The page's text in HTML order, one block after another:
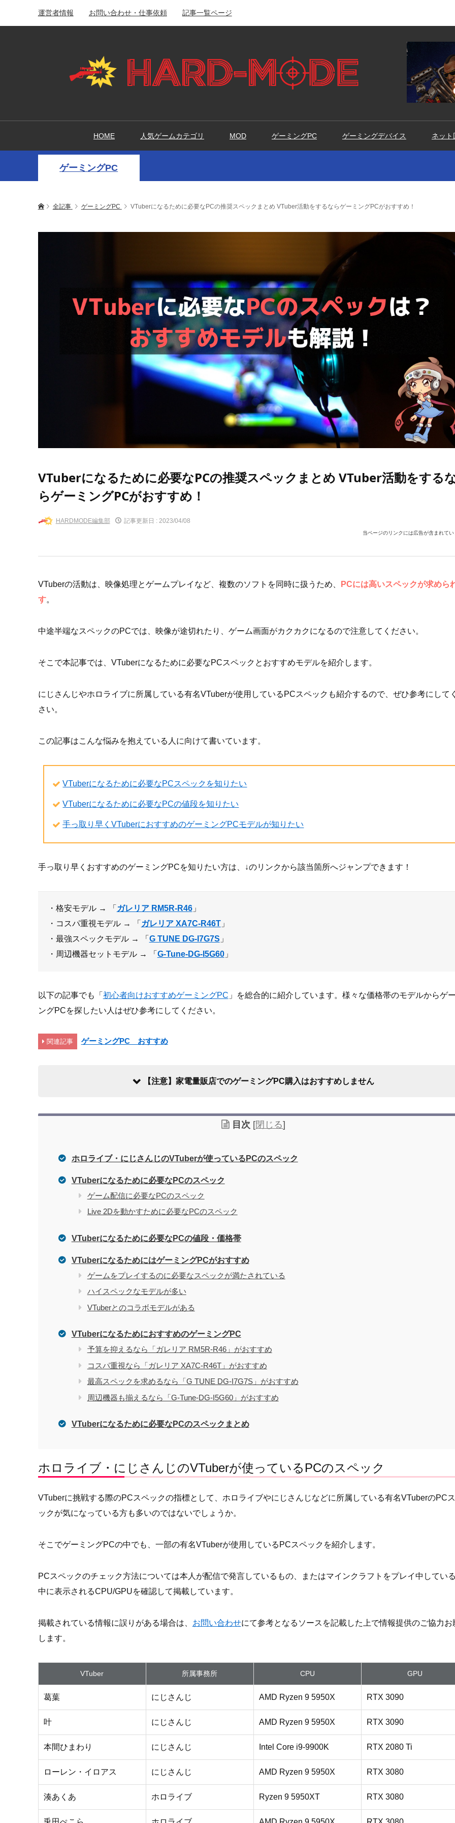
運営者情報 お問い合わせ・仕事依頼 記事一覧ページ
HOME 人気ゲームカテゴリ MOD ゲーミングPC ゲーミングデバイス ネット
ゲーミングPC
全記事 ゲーミングPC VTuberになるために必要なPCの推奨スペックまとめ VTuber活動をするならゲーミングPCがおすすめ！
VTuberになるために必要なPCの推奨スペックまとめ VTuber活動をする
らゲーミングPCがおすすめ！
HARDMODE編集部 記事更新日 : 2023/04/08
当ページのリンクには広告が含まれて
VTuberの活動は、映像処理とゲームプレイなど、複数のソフトを同時に扱うため、
PCには高いスペックが求めら
す。
中途半端なスペックのPCでは、映像が途切れたり、ゲーム画面がカクカクになるので注意してください。
そこで本記事では、VTuberになるために必要なPCスペックとおすすめモデルを紹介します。
にじさんじやホロライブに所属している有名VTuberが使用しているPCスペックも紹介するので、ぜひ参考にして
さい。
この記事はこんな悩みを抱えている人に向けて書いています。
VTuberになるために必要なPCスペックを知りたい
VTuberになるために必要なPCの値段を知りたい
手っ取り早くVTuberにおすすめのゲーミングPCモデルが知りたい
手っ取り早くおすすめのゲーミングPCを知りたい方は、↓のリンクから該当箇所へジャンプできます！
・格安モデル → 「 ガレリア RM5R-R46」
・コスパ重視モデル → 「 ガレリア XA7C-R46T」
・最強スペックモデル → 「 G TUNE DG-I7G7S 」
・周辺機器セットモデル → 「 G-Tune-DG-I5G60」
以下の記事でも「 初心者向けおすすめゲーミングPC 」を総合的に紹介しています。様々な価格帯のモデルからゲ
ングPCを探したい人はぜひ参考にしてください。
関連記事 ゲーミングPC おすすめ
【注意】家電量販店でのゲーミングPC購入はおすすめしません
電気屋や家電量販店でのパソコン購入をおすすめしない理由
目次 [閉じる]
ホロライブ・にじさんじのVTuberが使っているPCのスペック
VTuberになるために必要なPCのスペック
ゲーム配信に必要なPCのスペック
Live 2Dを動かすために必要なPCのスペック
VTuberになるために必要なPCの値段・価格帯
VTuberになるためにはゲーミングPCがおすすめ
ゲームをプレイするのに必要なスペックが満たされている
ハイスペックなモデルが多い
VTuberとのコラボモデルがある
VTuberになるためにおすすめのゲーミングPC
予算を抑えるなら「ガレリア RM5R-R46」がおすすめ
コスパ重視なら「ガレリア XA7C-R46T」がおすすめ
最高スペックを求めるなら「G TUNE DG-I7G7S」がおすすめ
周辺機器も揃えるなら「G-Tune-DG-I5G60」がおすすめ
VTuberになるために必要なPCのスペックまとめ
ホロライブ・にじさんじのVTuberが使っているPCのスペック
VTuberに挑戦する際のPCスペックの指標として、ホロライブやにじさんじなどに所属している有名VTuberのPC
ックが気になっている方も多いのではないでしょうか。
そこでゲーミングPCの中でも、一部の有名VTuberが使用しているPCスペックを紹介します。
PCスペックのチェック方法については本人が配信で発言しているもの、またはマインクラフトをプレイ中してい
中に表示されるCPU/GPUを確認して掲載しています。
掲載されている情報に誤りがある場合は、 お問い合わせにて参考となるソースを記載した上で情報提供のご協力お
します。
VTuber 所属事務所 CPU GPU
葛葉 にじさんじ AMD Ryzen 9 5950X RTX 3090
叶 にじさんじ AMD Ryzen 9 5950X RTX 3090
本間ひまわり にじさんじ Intel Core i9-9900K RTX 2080 Ti
ローレン・イロアス にじさんじ AMD Ryzen 9 5950X RTX 3080
湊あくあ ホロライブ Ryzen 9 5950XT RTX 3080